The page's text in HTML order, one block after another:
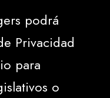
podrá
Privacidad
para
o